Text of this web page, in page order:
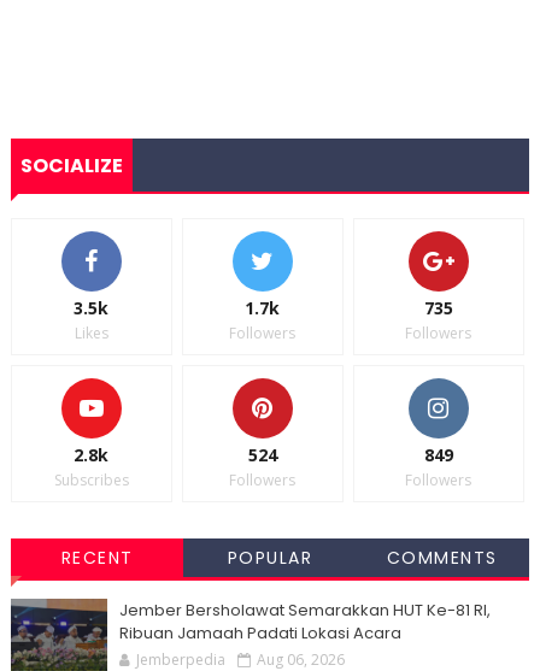
SOCIALIZE
3.5k
Likes
1.7k
Followers
735
Followers
2.8k
Subscribes
524
Followers
849
Followers
RECENT POPULAR COMMENTS
Jember Bersholawat Semarakkan HUT Ke-81 RI,
Ribuan Jamaah Padati Lokasi Acara
Jemberpedia Aug 06, 2026